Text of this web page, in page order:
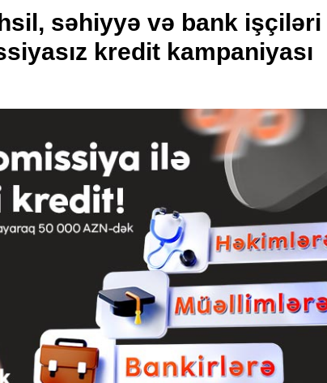
səhiyyə və bank işçiləri
kredit kampaniyası